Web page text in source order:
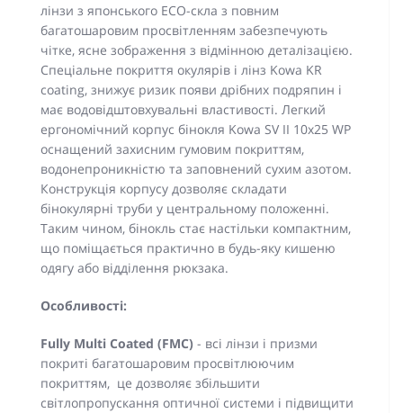
лінзи з японського ECO-скла з повним
багатошаровим просвітленням забезпечують
чітке, ясне зображення з відмінною деталізацією.
Спеціальне покриття окулярів і лінз Kowa KR
coating, знижує ризик появи дрібних подряпин і
має водовідштовхувальні властивості. Легкий
ергономічний корпус бінокля Kowa SV II 10x25 WP
оснащений захисним гумовим покриттям,
водонепроникністю та заповнений сухим азотом.
Конструкція корпусу дозволяє складати
бінокулярні труби у центральному положенні.
Таким чином, бінокль стає настільки компактним,
що поміщається практично в будь-яку кишеню
одягу або відділення рюкзака.
Особливості:
Fully Multi Coated (FMC) - всі лінзи і призми
покриті багатошаровим просвітлюючим
покриттям, це дозволяє збільшити
світлопропускання оптичної системи і підвищити